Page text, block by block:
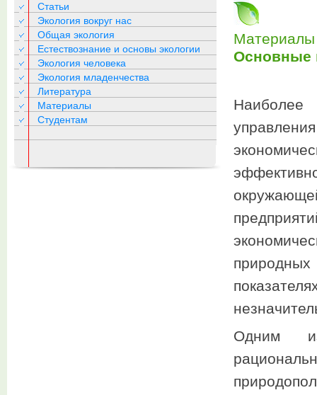
Статьи
Экология вокруг нас
Общая экология
Естествознание и основы экологии
Экология человека
Экология младенчества
Литература
Материалы
Студентам
Материалы
Основные
Одним